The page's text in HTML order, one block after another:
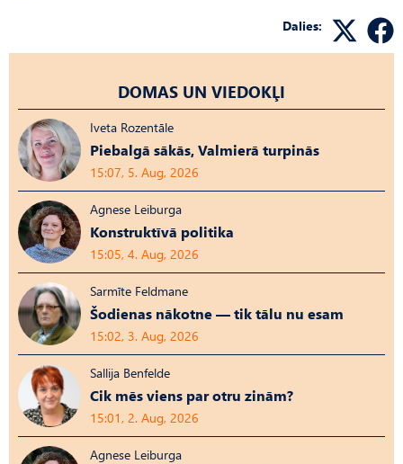
Dalies:
DOMAS UN VIEDOKĻI
Iveta Rozentāle
Piebalgā sākās, Valmierā turpinās
15:07, 5. Aug, 2026
Agnese Leiburga
Konstruktīvā politika
15:05, 4. Aug, 2026
Sarmīte Feldmane
Šodienas nākotne — tik tālu nu esam
15:02, 3. Aug, 2026
Sallija Benfelde
Cik mēs viens par otru zinām?
15:01, 2. Aug, 2026
Agnese Leiburga